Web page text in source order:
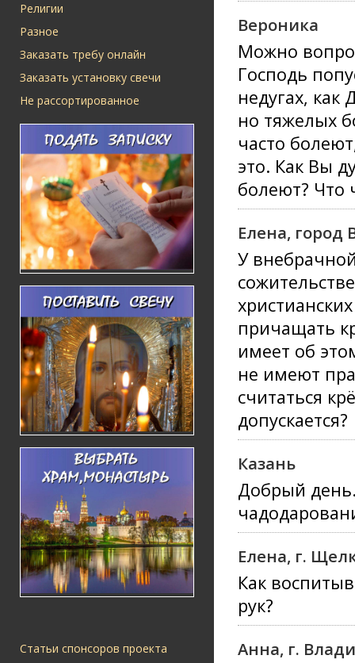
Религии
Разное
Заказать требу онлайн
Заказать установку свечи
Не рассортированное
Статьи спонсоров проекта
Вероника
Можно
Господь
недугах,
но тяжелых
часто
это. Как Вы
болеют? Что
Елена, город
У
причащать
имеет об
не имеют
считаться
допускается?
Казань
Добрый
Елена, г.
Как
рук?
Анна, г.